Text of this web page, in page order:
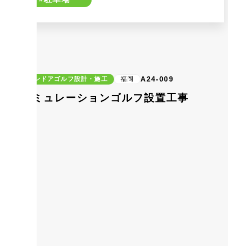
インドアゴルフ設計・施工 福岡 A24-009
シミュレーションゴルフ設置工事